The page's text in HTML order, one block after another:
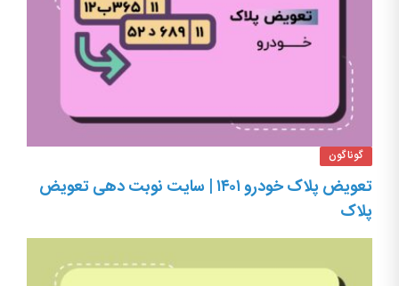
گوناگون
تعویض پلاک خودرو ۱۴۰۱ | سایت نوبت دهی تعویض
پلاک